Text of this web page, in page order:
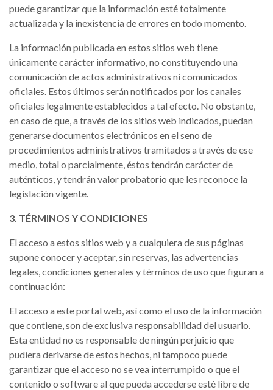
puede garantizar que la información esté totalmente
actualizada y la inexistencia de errores en todo momento.
La información publicada en estos sitios web tiene
únicamente carácter informativo, no constituyendo una
comunicación de actos administrativos ni comunicados
oficiales. Estos últimos serán notificados por los canales
oficiales legalmente establecidos a tal efecto. No obstante,
en caso de que, a través de los sitios web indicados, puedan
generarse documentos electrónicos en el seno de
procedimientos administrativos tramitados a través de ese
medio, total o parcialmente, éstos tendrán carácter de
auténticos, y tendrán valor probatorio que les reconoce la
legislación vigente.
3. TÉRMINOS Y CONDICIONES
El acceso a estos sitios web y a cualquiera de sus páginas
supone conocer y aceptar, sin reservas, las advertencias
legales, condiciones generales y términos de uso que figuran a
continuación:
El acceso a este portal web, así como el uso de la información
que contiene, son de exclusiva responsabilidad del usuario.
Esta entidad no es responsable de ningún perjuicio que
pudiera derivarse de estos hechos, ni tampoco puede
garantizar que el acceso no se vea interrumpido o que el
contenido o software al que pueda accederse esté libre de